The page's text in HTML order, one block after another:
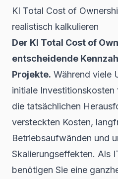
KI Total Cost of
realistisch kalkulieren
Der KI Total Cost of
entscheidende
Projekte. Während viele
initiale Investitionskosten
die tatsächlichen
versteckten Kosten,
Betriebsaufwänden und
Skalierungseffekten. Als
benötigen Sie eine